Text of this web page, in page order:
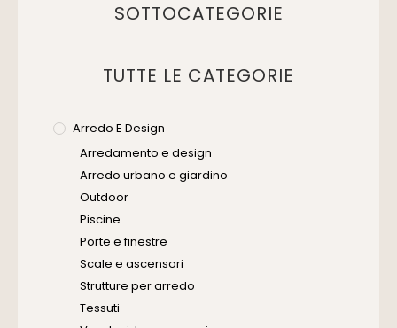
SOTTOCATEGORIE
TUTTE LE CATEGORIE
Arredo E Design
Arredamento e design
Arredo urbano e giardino
Outdoor
Piscine
Porte e finestre
Scale e ascensori
Strutture per arredo
Tessuti